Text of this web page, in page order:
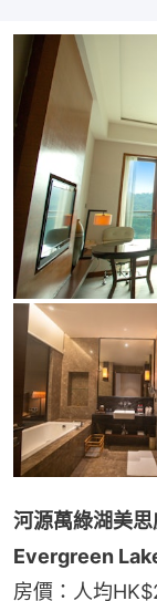
河源萬綠湖美
Evergreen
房價：人均